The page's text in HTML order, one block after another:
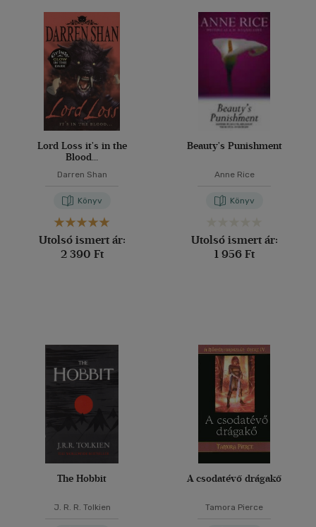
Lord Loss it's in the
Blood...
Darren Shan
Könyv
Utolsó ismert ár:
2 390 Ft
Beauty's Punishment
Anne Rice
Könyv
Utolsó ismert ár:
1 956 Ft
The Hobbit
J. R. R. Tolkien
A csodatévő drágakő
Tamora Pierce